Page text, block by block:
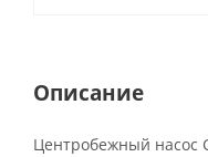
Описание
Центробежный насос